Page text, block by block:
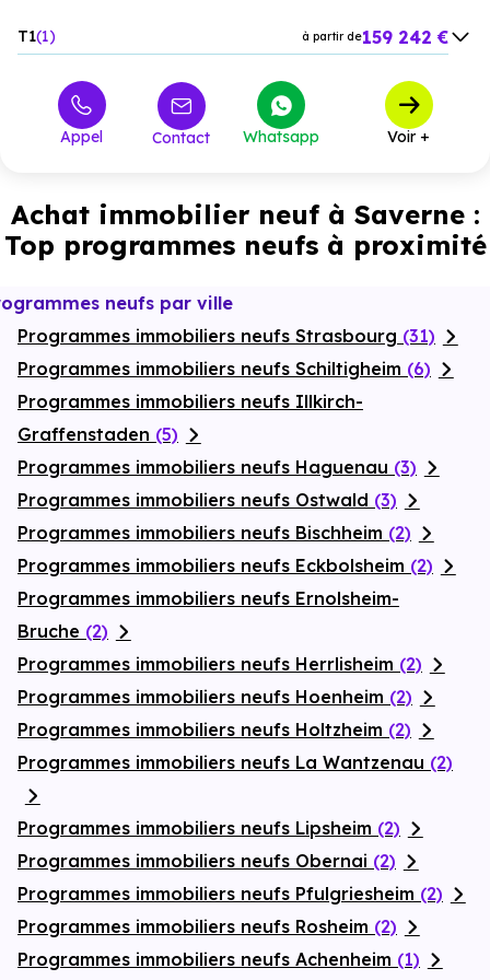
T1 1 à partir de159 242 €
à partir de 226 351 €
à partir de 307 109 €
Appel Contact Whatsapp Voir +
Achat immobilier neuf à Saverne :
Top programmes neufs à proximité
neufs par ville
Programmes immobiliers neufs Strasbourg (31)
Programmes immobiliers neufs Schiltigheim (6)
Programmes immobiliers neufs Illkirch-
Graffenstaden (5)
Programmes immobiliers neufs Haguenau (3)
Programmes immobiliers neufs Ostwald (3)
Programmes immobiliers neufs Bischheim (2)
Programmes immobiliers neufs Eckbolsheim (2)
Programmes immobiliers neufs Ernolsheim-
Bruche (2)
Programmes immobiliers neufs Herrlisheim (2)
Programmes immobiliers neufs Hoenheim (2)
Programmes immobiliers neufs Holtzheim (2)
Programmes immobiliers neufs La Wantzenau (2)
Programmes immobiliers neufs Lipsheim (2)
Programmes immobiliers neufs Obernai (2)
Programmes immobiliers neufs Pfulgriesheim (2)
Programmes immobiliers neufs Rosheim (2)
Programmes immobiliers neufs Achenheim (1)